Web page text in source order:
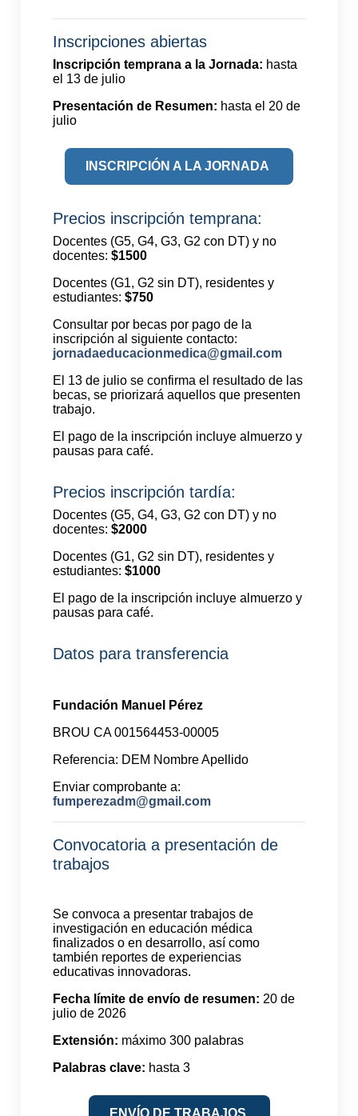
Inscripciones abiertas
Inscripción temprana a la Jornada: hasta
el 13 de julio
Presentación de Resumen: hasta el 20 de
julio
INSCRIPCIÓN A LA JORNADA
Precios inscripción temprana:
Docentes (G5, G4, G3, G2 con DT) y no
docentes:$1500
Docentes (G1, G2 sin DT), residentes y
estudiantes:$750
Consultar por becas por pago de la
inscripción al siguiente contacto:
jornadaeducacionmedica@gmail.com
El 13 de julio se confirma el resultado de las
becas, se priorizará aquellos que presenten
trabajo.
El pago de la inscripción incluye almuerzo y
pausas para café.
Precios inscripción tardía:
Docentes (G5, G4, G3, G2 con DT) y no
docentes:$2000
Docentes (G1, G2 sin DT), residentes y
estudiantes:$1000
El pago de la inscripción incluye almuerzo y
pausas para café.
Datos para transferencia
Fundación Manuel Pérez
BROU CA 001564453-00005
Referencia: DEM Nombre Apellido
Enviar comprobante a:
fumperezadm@gmail.com
Convocatoria a presentación de
trabajos
Se convoca a presentar trabajos de
investigación en educación médica
finalizados o en desarrollo, así como
también reportes de experiencias
educativas innovadoras.
Fecha límite de envío de resumen: 20 de
julio de 2026
Extensión: máximo 300 palabras
Palabras clave: hasta 3
ENVÍO DE TRABAJOS